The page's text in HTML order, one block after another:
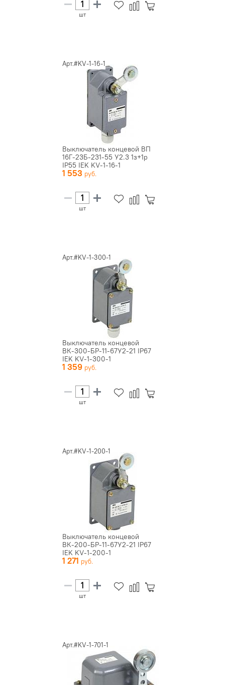
шт
Арт.#KV-1-16-1
Выключатель концевой ВП
16Г-23Б-231-55 У2.3 1з+1р
IP55 IEK KV-1-16-1
1 553
шт
Арт.#KV-1-300-1
Выключатель концевой
ВК-300-БР-11-67У2-21 IP67
IEK KV-1-300-1
1 359
шт
Арт.#KV-1-200-1
Выключатель концевой
ВК-200-БР-11-67У2-21 IP67
IEK KV-1-200-1
1 271
шт
Арт.#KV-1-701-1